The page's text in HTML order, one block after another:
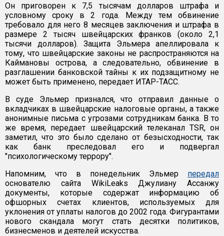
Он приговорен к 7,5 тысячам долларов штрафа и
условному сроку в 2 года. Между тем обвинение
требовало для него 8 месяцев заключения и штрафа в
размере 2 тысяч швейцарских франков (около 2,1
тысячи долларов). Защита Эльмера апеллировала к
тому, что швейцарские законы не распространяются на
Каймановы острова, а следовательно, обвинение в
разглашении банковской тайны к их подзащитному не
может быть применено, передает ИТАР-ТАСС.
В суде Эльмер признался, что отправил данные о
вкладчиках в швейцарские налоговые органы, а также
анонимные письма с угрозами сотрудникам банка. В то
же время, передает швейцарский телеканал TSR, он
заметил, что это было сделано от безысходности, так
как банк преследовал его и подвергал
"психологическому террору".
Напомним, что в понедельник Эльмер передал
основателю сайта WikiLeaks Джулиану Ассанжу
документы, которые содержат информацию об
офшорных счетах клиентов, используемых для
уклонения от уплаты налогов до 2002 года. Фигурантами
нового скандала могут стать десятки политиков,
бизнесменов и деятелей искусства.